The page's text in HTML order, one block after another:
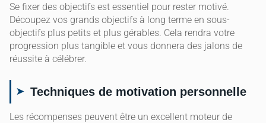
Se fixer des objectifs est essentiel pour rester motivé.
Découpez vos grands objectifs à long terme en sous-
objectifs plus petits et plus gérables. Cela rendra votre
progression plus tangible et vous donnera des jalons de
réussite à célébrer.
Techniques de motivation personnelle
Les récompenses peuvent être un excellent moteur de